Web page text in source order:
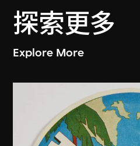
探索更多
Explore More